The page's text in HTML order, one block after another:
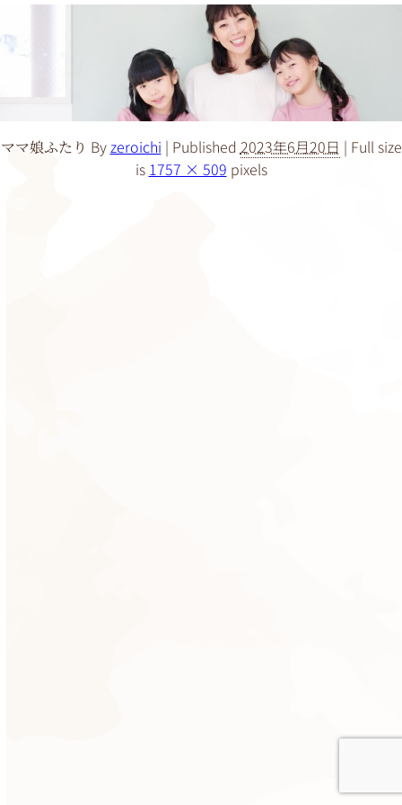
ママ娘ふたり By zeroichi | Published 2023年6月20日 | Full size
is 1757 × 509 pixels